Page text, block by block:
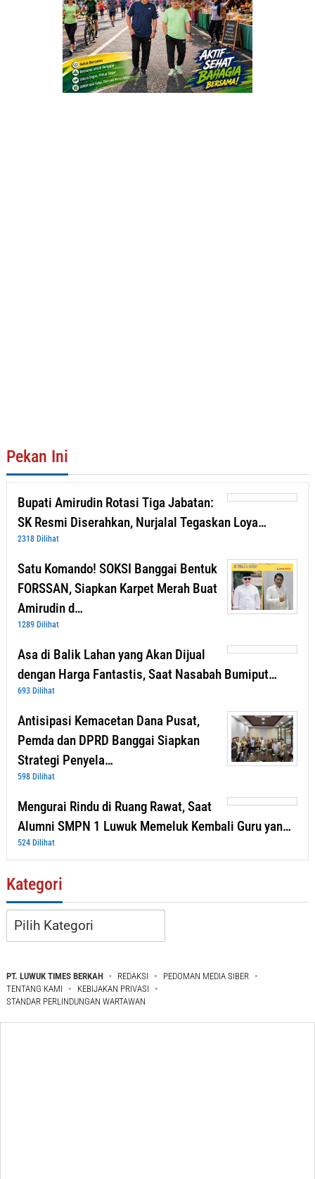
Pekan Ini
Bupati Amirudin Rotasi Tiga Jabatan:
SK Resmi Diserahkan, Nurjalal Tegaskan Loya…
2318 Dilihat
Satu Komando! SOKSI Banggai Bentuk
FORSSAN, Siapkan Karpet Merah Buat
Amirudin d…
1289 Dilihat
Asa di Balik Lahan yang Akan Dijual
dengan Harga Fantastis, Saat Nasabah Bumiput…
693 Dilihat
Antisipasi Kemacetan Dana Pusat,
Pemda dan DPRD Banggai Siapkan
Strategi Penyela…
598 Dilihat
Mengurai Rindu di Ruang Rawat, Saat
Alumni SMPN 1 Luwuk Memeluk Kembali Guru yan…
524 Dilihat
Kategori
Kategori
PT. LUWUK TIMES BERKAH REDAKSI
PEDOMAN MEDIA SIBER
TENTANG KAMI
KEBIJAKAN PRIVASI
STANDAR PERLINDUNGAN WARTAWAN